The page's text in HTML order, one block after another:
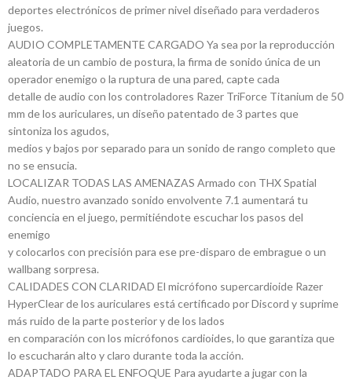
deportes electrónicos de primer nivel diseñado para verdaderos
juegos.
AUDIO COMPLETAMENTE CARGADO Ya sea por la reproducción
aleatoria de un cambio de postura, la firma de sonido única de un
operador enemigo o la ruptura de una pared, capte cada
detalle de audio con los controladores Razer TriForce Titanium de 50
mm de los auriculares, un diseño patentado de 3 partes que
sintoniza los agudos,
medios y bajos por separado para un sonido de rango completo que
no se ensucia.
LOCALIZAR TODAS LAS AMENAZAS Armado con THX Spatial
Audio, nuestro avanzado sonido envolvente 7.1 aumentará tu
conciencia en el juego, permitiéndote escuchar los pasos del
enemigo
y colocarlos con precisión para ese pre-disparo de embrague o un
wallbang sorpresa.
CALIDADES CON CLARIDAD El micrófono supercardioide Razer
HyperClear de los auriculares está certificado por Discord y suprime
más ruido de la parte posterior y de los lados
en comparación con los micrófonos cardioides, lo que garantiza que
lo escucharán alto y claro durante toda la acción.
ADAPTADO PARA EL ENFOQUE Para ayudarte a jugar con la